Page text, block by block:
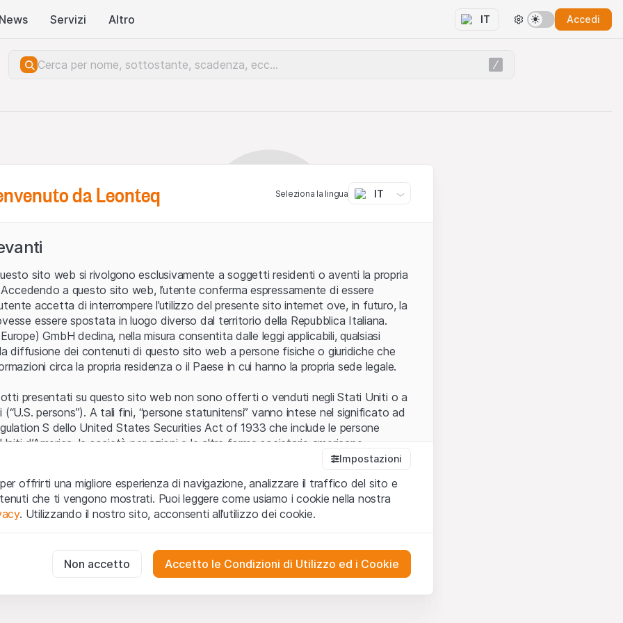
News Servizi Altro IT Accedi
Errore del server.
da Leonteq Seleziona la lingua IT
sito web si rivolgono esclusivamente a soggetti residenti o aventi la propria
a questo sito web, l’utente conferma espressamente di essere
accetta di interrompere l’utilizzo del presente sito internet ove, in futuro, la
essere spostata in luogo diverso dal territorio della Repubblica Italiana.
GmbH declina, nella misura consentita dalle leggi applicabili, qualsiasi
diffusione dei contenuti di questo sito web a persone fisiche o giuridiche che
circa la propria residenza o il Paese in cui hanno la propria sede legale.
presentati su questo sito web non sono offerti o venduti negli Stati Uniti o a
persons”). A tali fini, “persone statunitensi” vanno intese nel significato ad
S dello United States Securities Act of 1933 che include le persone
d’America, le società per azioni e le altre forme societarie americane.
web (di seguito, il “Sito”) si dichiara di aver compreso e di accettare le
avvertenze importanti e le condizioni di utilizzo ivi rese disponibili. Nel caso in
utilizzonon siano accettate, l’utente è tenuto ad interrompere l’utilizzo del
o invito ad acquistare
i dati, i servizi, gli strumenti, i documenti (i “Contenuti del Sito”) contenuti o
web hanno esclusivamente finalità informative e non rappresentano né
Impostazioni
offrirti una migliore esperienza di navigazione, analizzare il traffico del sito e
che ti vengono mostrati. Puoi leggere come usiamo i cookie nella nostra
. Utilizzando il nostro sito, acconsenti all’utilizzo dei cookie.
per il funzionamento del sito web e non possono essere disattivati.
Non accetto Accetto le Condizioni di Utilizzo ed i Cookie